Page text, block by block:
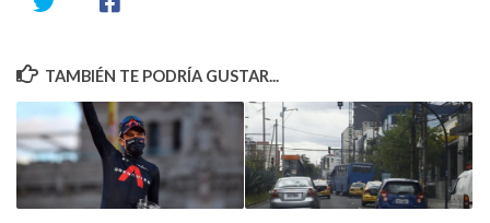
TAMBIÉN TE PODRÍA GUSTAR...